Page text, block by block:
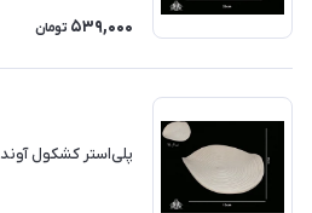
539,000 تومان
پلی‌استر کشکول آوند